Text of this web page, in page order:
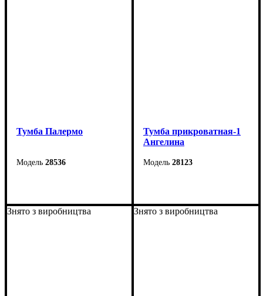
Тумба Палермо
28536
Высота: 48,5 см
Глубина: 38 см
Тумба прикроватная-1
Ангелина
28123
Высота: 56 см
Глубина: 38 см
Знято з виробництва Знято з виробництва